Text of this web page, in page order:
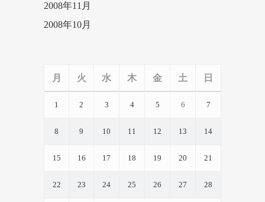
2008年11月
2008年10月
月 火 水 木 金 土 日
1 2 3 4 5 6 7
8 9 10 11 12 13 14
15 16 17 18 19 20 21
22 23 24 25 26 27 28